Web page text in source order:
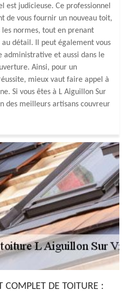
est judicieuse. Ce professionnel
de vous fournir un nouveau toit,
normes, tout en prenant
détail. Il peut également vous
administrative et aussi dans le
Ainsi, pour un
mieux vaut faire appel à
Si vous êtes à L Aiguillon Sur
des meilleurs artisans couvreur
COMPLET DE TOITURE :